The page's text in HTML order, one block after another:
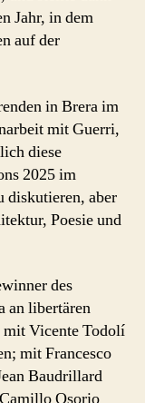
Jahr, in dem
auf der
in Brera im
mit Guerri,
diese
2025 im
diskutieren, aber
Poesie und
des
an libertären
mit Vicente Todolí
mit Francesco
Baudrillard